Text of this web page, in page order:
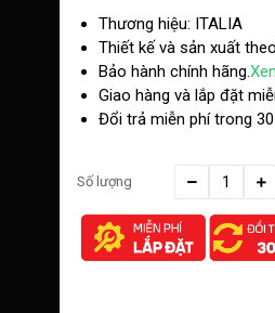
Thương hiệu: ITALIA
Thiết kế và sản xuất
Bảo hành chính hãng.
Giao hàng và lắp đặt
Đổi trả miễn phí trong 30
Số lượng